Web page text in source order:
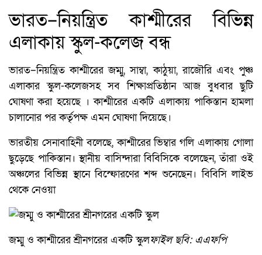
ভারত–নিয়ন্ত্রিত কাশ্মীরের বিভিন্ন
এলাকায় স্কুল-কলেজ বন্ধ
ভারত–নিয়ন্ত্রিত কাশ্মীরের জম্মু, সাম্বা, কাঠুয়া, রাজৌরি এবং পুঞ্চ
এলাকার স্কুল-কলেজসহ সব শিক্ষাপ্রতিষ্ঠান আজ বুধবার ছুটি
ঘোষণা করা হয়েছে । কাশ্মীরের একটি এলাকায় পাকিস্তান হামলা
চালানোর পর কর্তৃপক্ষ এমন ঘোষণা দিয়েছে।
ভারতীয় সেনাবাহিনী বলেছে, কাশ্মীরের ভিম্বার গলি এলাকায় গোলা
ছুড়েছে পাকিস্তান। স্থানীয় বাসিন্দারা বিবিসিকে বলেছেন, তাঁরা ওই
অঞ্চলের বিভিন্ন স্থানে বিস্ফোরণের শব্দ শুনেছেন। বিবিসি লাইভ
থেকে নেওয়া
জম্মু ও কাশ্মীরের শ্রীনগরের একটি স্কুলফাইল ছবি: এএফপি